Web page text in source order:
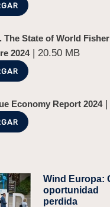
The State of World
2024| 20.50 MB
Economy Report 2024|
Wind Europa:
oportunidad
perdida